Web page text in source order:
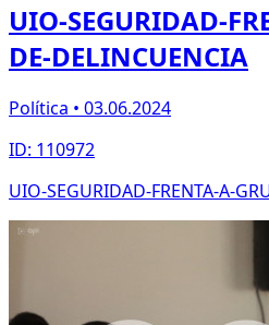
UIO-SEGURIDAD-
DE-DELINCUENCIA
Política • 03.06.2024
ID: 110972
UIO-SEGURIDAD-FRENTA-A-